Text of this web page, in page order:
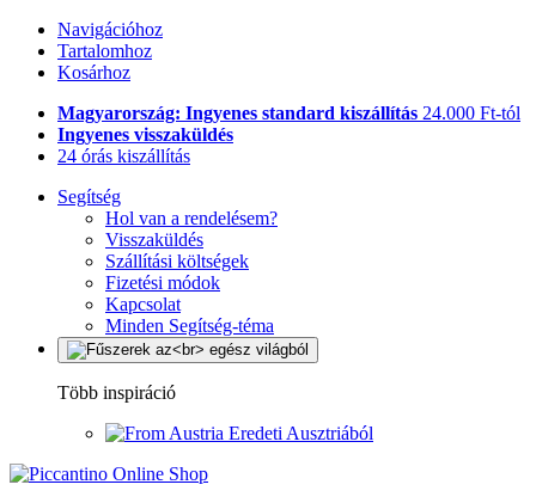
Navigációhoz
Tartalomhoz
Kosárhoz
Magyarország: Ingyenes standard kiszállítás 24.000 Ft-tól
Ingyenes visszaküldés
24 órás kiszállítás
Segítség
Hol van a rendelésem?
Visszaküldés
Szállítási költségek
Fizetési módok
Kapcsolat
Minden Segítség-téma
Több inspiráció
Eredeti Ausztriából